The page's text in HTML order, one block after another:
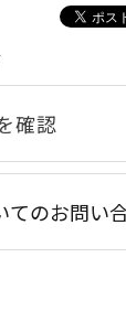
てのお問い